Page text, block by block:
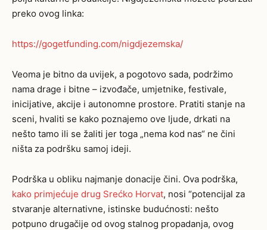
preko ovog linka:
https://gogetfunding.com/nigdjezemska/
Veoma je bitno da uvijek, a pogotovo sada, podržimo
nama drage i bitne – izvođače, umjetnike, festivale,
inicijative, akcije i autonomne prostore. Pratiti stanje na
sceni, hvaliti se kako poznajemo ove ljude, drkati na
nešto tamo ili se žaliti jer toga „nema kod nas“ ne čini
ništa za podršku samoj ideji.
Podrška u obliku najmanje donacije čini. Ova podrška,
kako primjećuje drug Srećko Horvat, nosi “potencijal za
stvaranje alternativne, istinske budućnosti: nešto
potpuno drugačije od ovog stalnog propadanja, ovog